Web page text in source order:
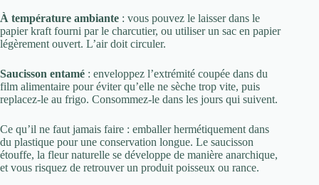
À température ambiante : vous pouvez le laisser dans le
papier kraft fourni par le charcutier, ou utiliser un sac en papier
légèrement ouvert. L’air doit circuler.
Saucisson entamé : enveloppez l’extrémité coupée dans du
film alimentaire pour éviter qu’elle ne sèche trop vite, puis
replacez-le au frigo. Consommez-le dans les jours qui suivent.
Ce qu’il ne faut jamais faire : emballer hermétiquement dans
du plastique pour une conservation longue. Le saucisson
étouffe, la fleur naturelle se développe de manière anarchique,
et vous risquez de retrouver un produit poisseux ou rance.